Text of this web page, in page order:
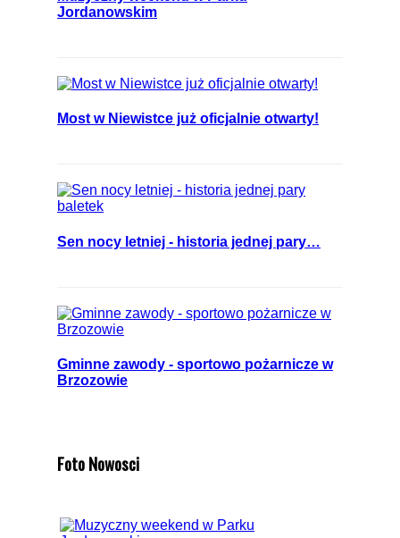
Jordanowskim
Most w Niewistce już oficjalnie otwarty!
Sen nocy letniej - historia jednej pary…
Gminne zawody - sportowo pożarnicze w
Brzozowie
Foto Nowosci